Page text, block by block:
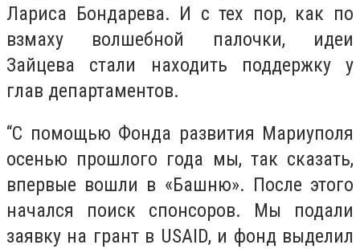
Лариса Бондарева. И с тех пор, как по
взмаху волшебной палочки, идеи
Зайцева стали находить поддержку у
глав департаментов.
“С помощью Фонда развития Мариуполя
осенью прошлого года мы, так сказать,
впервые вошли в «Башню». После этого
начался поиск спонсоров. Мы подали
заявку на грант в USАID, и фонд выделил